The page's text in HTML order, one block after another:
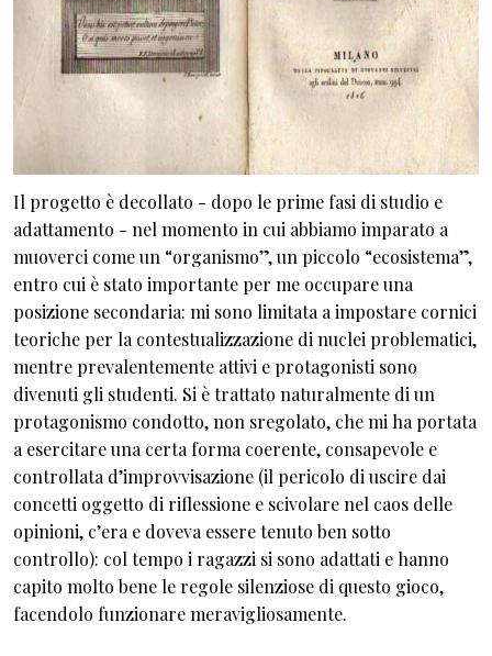
Il progetto è decollato - dopo le prime fasi di studio e
adattamento - nel momento in cui abbiamo imparato a
muoverci come un “organismo”, un piccolo “ecosistema”,
entro cui è stato importante per me occupare una
posizione secondaria: mi sono limitata a impostare cornici
teoriche per la contestualizzazione di nuclei problematici,
mentre prevalentemente attivi e protagonisti sono
divenuti gli studenti. Si è trattato naturalmente di un
protagonismo condotto, non sregolato, che mi ha portata
a esercitare una certa forma coerente, consapevole e
controllata d’improvvisazione (il pericolo di uscire dai
concetti oggetto di riflessione e scivolare nel caos delle
opinioni, c’era e doveva essere tenuto ben sotto
controllo): col tempo i ragazzi si sono adattati e hanno
capito molto bene le regole silenziose di questo gioco,
facendolo funzionare meravigliosamente.